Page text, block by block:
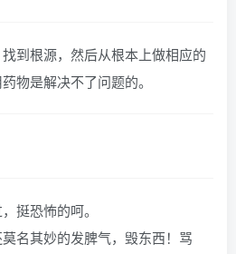
到根源，然后从根本上做相应的
物是解决不了问题的。
挺恐怖的呵。
名其妙的发脾气，毁东西！骂